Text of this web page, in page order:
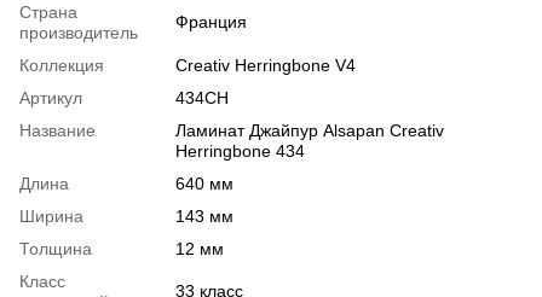
Страна
производитель
Франция
Коллекция
Creativ Herringbone V4
Артикул
434CH
Название
Ламинат Джайпур Alsapan Creativ
Herringbone 434
Длина
640 мм
Ширина
143 мм
Толщина
12 мм
Класс
33 класс